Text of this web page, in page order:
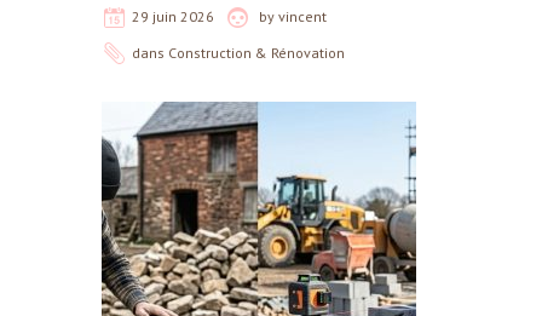
29 juin 2026 by vincent
dans Construction & Rénovation